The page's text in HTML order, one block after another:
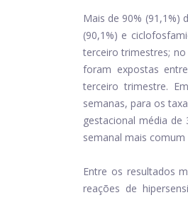
Mais de 90% (91,1%)
(90,1%) e
terceiro trimestres;
foram expostas
terceiro trimestre.
semanas, para os
gestacional média
semanal mais
Entre os resultados
reações de